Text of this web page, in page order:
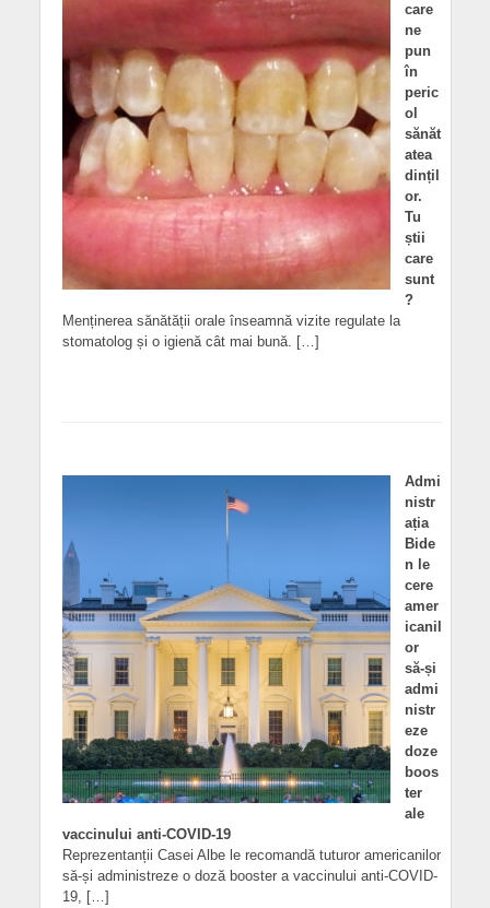
care
ne
pun
în
peric
ol
sănăt
atea
dințil
or.
Tu
știi
care
sunt
?
Menținerea sănătății orale înseamnă vizite regulate la
stomatolog și o igienă cât mai bună. […]
Admi
nistr
ația
Bide
n le
cere
amer
icanil
or
să-și
admi
nistr
eze
doze
boos
ter
ale
vaccinului anti-COVID-19
Reprezentanții Casei Albe le recomandă tuturor americanilor
să-și administreze o doză booster a vaccinului anti-COVID-
19, […]